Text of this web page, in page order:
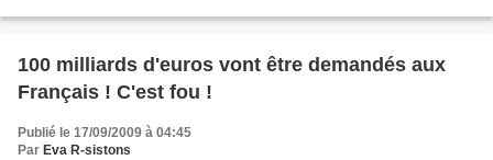
100 milliards d'euros vont être demandés aux
Français ! C'est fou !
Publié le 17/09/2009 à 04:45
Par Eva R-sistons